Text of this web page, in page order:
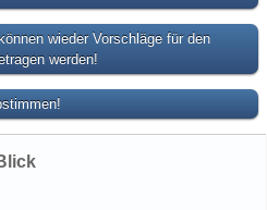
wieder Vorschläge für den
werden!